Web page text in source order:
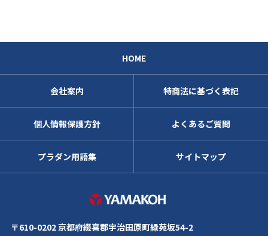
HOME
会社案内 特商法に基づく表記
個人情報保護方針 よくあるご質問
プラダン用語集 サイトマップ
〒610-0202 京都府綴喜郡宇治田原町緑苑坂54-2